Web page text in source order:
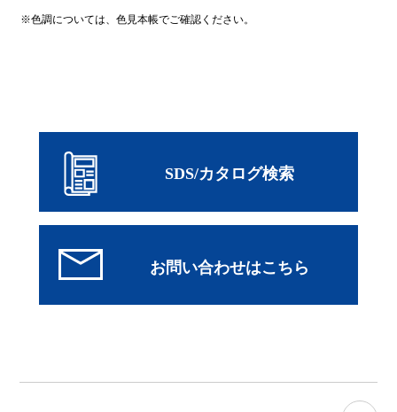
※色調については、色見本帳でご確認ください。
SDS/カタログ検索